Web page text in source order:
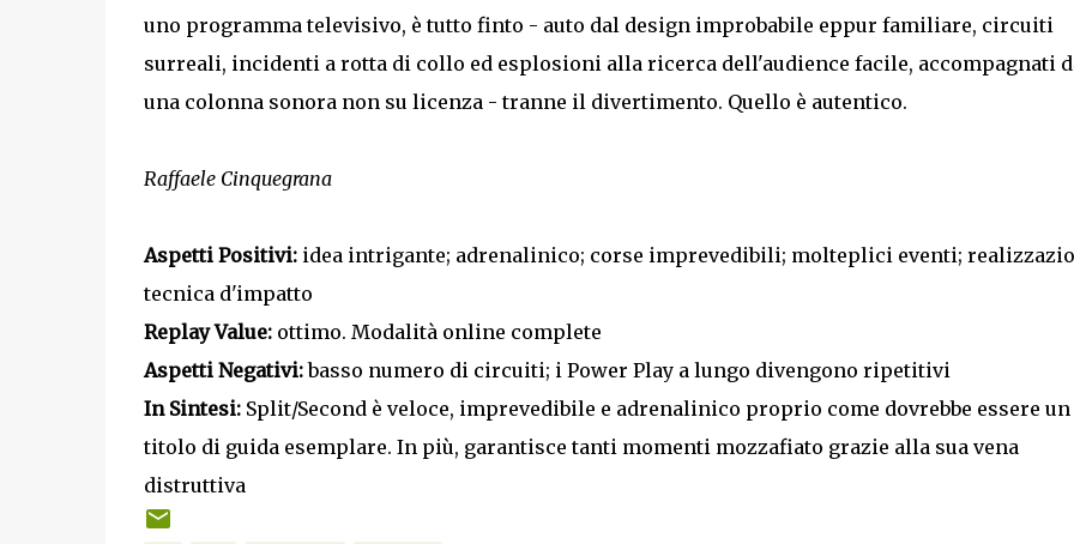
uno programma televisivo, è tutto finto - auto dal design improbabile eppur familiare, circuiti
surreali, incidenti a rotta di collo ed esplosioni alla ricerca dell'audience facile, accompagnati
una colonna sonora non su licenza - tranne il divertimento. Quello è autentico.
Raffaele Cinquegrana
Aspetti Positivi:idea intrigante; adrenalinico; corse imprevedibili; molteplici eventi;
tecnica d'impatto
Replay Value:ottimo. Modalità online complete
Aspetti Negativi:basso numero di circuiti; i Power Play a lungo divengono ripetitivi
In Sintesi:Split/Second è veloce, imprevedibile e adrenalinico proprio come dovrebbe essere un
titolo di guida esemplare. In più, garantisce tanti momenti mozzafiato grazie alla sua vena
distruttiva